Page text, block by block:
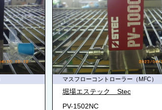
マスフローコントローラー（MFC）
堀場エステック Stec
PV-1502NC